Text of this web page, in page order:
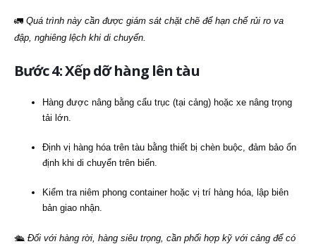
🚛 Quá trình này cần được giám sát chặt chẽ để hạn chế rủi ro va
đập, nghiêng lệch khi di chuyển.
Bước 4: Xếp dỡ hàng lên tàu
Hàng được nâng bằng cẩu trục (tại cảng) hoặc xe nâng trọng
tải lớn.
Định vị hàng hóa trên tàu bằng thiết bị chèn buộc, đảm bảo ổn
định khi di chuyển trên biển.
Kiểm tra niêm phong container hoặc vị trí hàng hóa, lập biên
bản giao nhận.
🛳 Đối với hàng rời, hàng siêu trọng, cần phối hợp kỹ với cảng để có